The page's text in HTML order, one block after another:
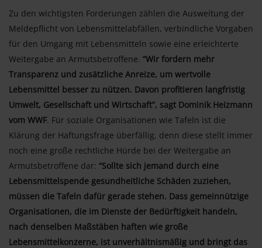
Zu den wichtigsten Forderungen zählen die Ausweitung der
Meldepflicht von Lebensmittelabfällen, verbindliche Vorgaben
für den Umgang mit Lebensmitteln sowie eine erleichterte
Weitergabe an Armutsbetroffene. “Wir fordern mehr
Transparenz und zusätzliche Anreize, um wertvolle
Lebensmittel besser zu nützen. Davon profitieren langfristig
Umwelt, Gesellschaft und Wirtschaft”, sagt Dominik Heizmann
vom WWF. Für soziale Organisationen wie Tafeln ist die
Klärung der Haftungsfrage überfällig, denn diese stellt immer
noch eine große rechtliche Hürde bei der Weitergabe an
Armutsbetroffene dar: “Sollte sich jemand durch eine
Lebensmittelspende gesundheitliche Schäden zuziehen,
müssen die Tafeln dafür gerade stehen. Dass gemeinnützige
Organisationen, die im Dienste der Bedürftigkeit handeln,
nach denselben Maßstäben haften wie große
Lebensmittelkonzerne, ist unverhältnismäßig und bringt das